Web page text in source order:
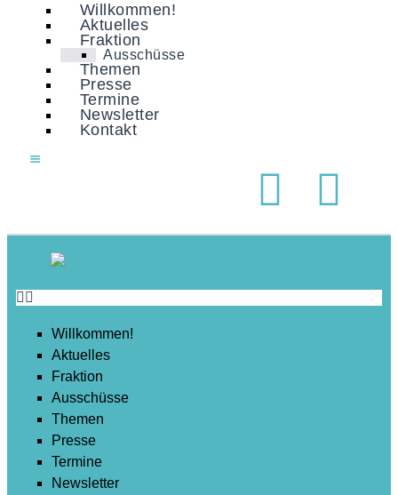
Willkommen!
Aktuelles
Fraktion
Ausschüsse
Themen
Presse
Termine
Newsletter
Kontakt
Willkommen!
Aktuelles
Fraktion
Ausschüsse
Themen
Presse
Termine
Newsletter